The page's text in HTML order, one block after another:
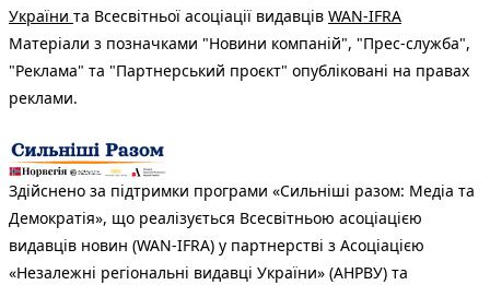
України та Всесвітньої асоціації видавців WAN-IFRA
Матеріали з позначками "Новини компаній", "Прес-служба",
"Реклама" та "Партнерський проєкт" опубліковані на правах
реклами.
Здійснено за підтримки програми «Сильніші разом: Медіа та
Демократія», що реалізується Всесвітньою асоціацією
видавців новин (WAN-IFRA) у партнерстві з Асоціацією
«Незалежні регіональні видавці України» (АНРВУ) та